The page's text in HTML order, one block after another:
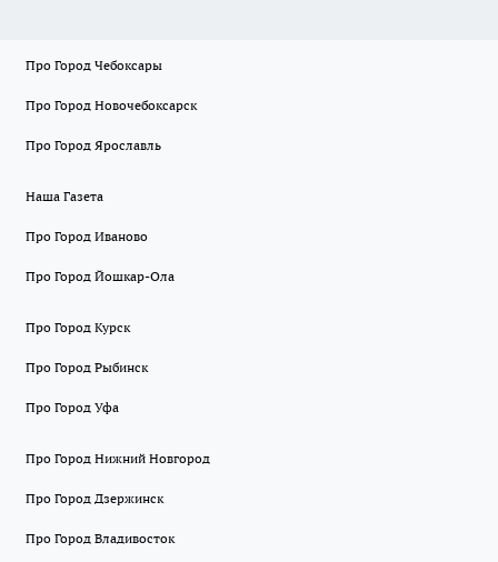
Про Город Чебоксары
Про Город Новочебоксарск
Про Город Ярославль
Наша Газета
Про Город Иваново
Про Город Йошкар-Ола
Про Город Курск
Про Город Рыбинск
Про Город Уфа
Про Город Нижний Новгород
Про Город Дзержинск
Про Город Владивосток